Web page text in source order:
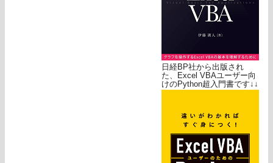
日経BP社から出版され
た、Excel VBAユーザー向
けのPython超入門書です↓↓